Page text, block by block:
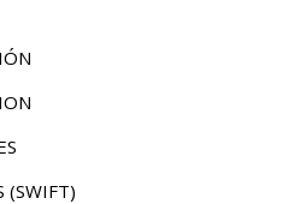
(SWIFT)